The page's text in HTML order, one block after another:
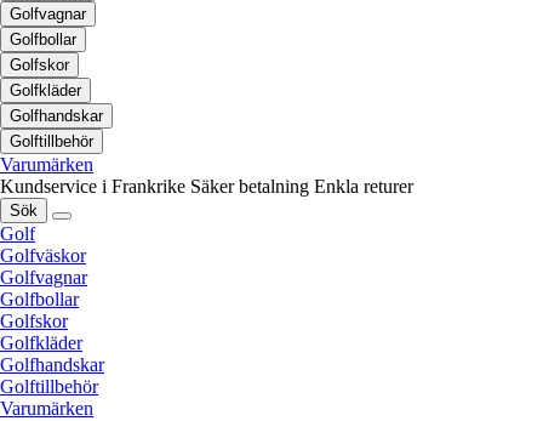
Golfvagnar
Golfbollar
Golfskor
Golfkläder
Golfhandskar
Golftillbehör
Varumärken
Kundservice i Frankrike Säker betalning Enkla returer
Sök
Golf
Golfväskor
Golfvagnar
Golfbollar
Golfskor
Golfkläder
Golfhandskar
Golftillbehör
Varumärken